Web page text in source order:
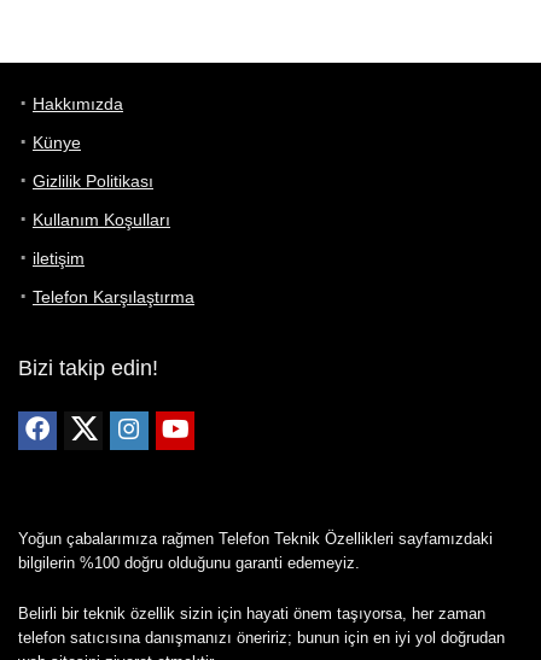
Hakkımızda
Künye
Gizlilik Politikası
Kullanım Koşulları
iletişim
Telefon Karşılaştırma
Bizi takip edin!
Yoğun çabalarımıza rağmen Telefon Teknik Özellikleri sayfamızdaki
bilgilerin %100 doğru olduğunu garanti edemeyiz.
Belirli bir teknik özellik sizin için hayati önem taşıyorsa, her zaman
telefon satıcısına danışmanızı öneririz; bunun için en iyi yol doğrudan